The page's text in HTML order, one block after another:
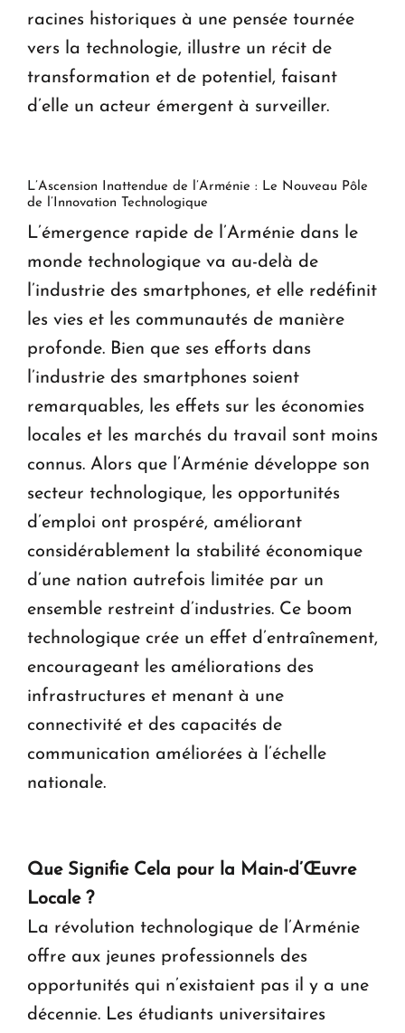
racines historiques à une pensée tournée
vers la technologie, illustre un récit de
transformation et de potentiel, faisant
d’elle un acteur émergent à surveiller.
L’Ascension Inattendue de l’Arménie : Le Nouveau Pôle
de l’Innovation Technologique
L’émergence rapide de l’Arménie dans le
monde technologique va au-delà de
l’industrie des smartphones, et elle redéfinit
les vies et les communautés de manière
profonde. Bien que ses efforts dans
l’industrie des smartphones soient
remarquables, les effets sur les économies
locales et les marchés du travail sont moins
connus. Alors que l’Arménie développe son
secteur technologique, les opportunités
d’emploi ont prospéré, améliorant
considérablement la stabilité économique
d’une nation autrefois limitée par un
ensemble restreint d’industries. Ce boom
technologique crée un effet d’entraînement,
encourageant les améliorations des
infrastructures et menant à une
connectivité et des capacités de
communication améliorées à l’échelle
nationale.
Que Signifie Cela pour la Main-d’Œuvre
Locale ?
La révolution technologique de l’Arménie
offre aux jeunes professionnels des
opportunités qui n’existaient pas il y a une
décennie. Les étudiants universitaires